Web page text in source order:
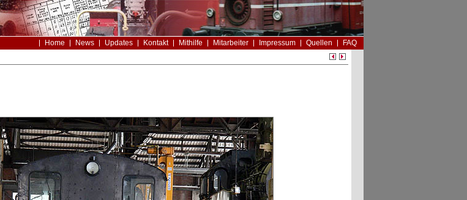
Home News Updates Kontakt Mithilfe Mitarbeiter Impressum Quellen
FAQ